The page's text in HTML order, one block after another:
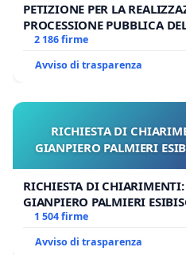
PETIZIONE PER LA
PROCESSIONE PUBBLICA
MILANO
2 186 firme
Avviso di trasparenza
RICHIESTA DI
GIANPIERO PALMIERI
RICHIESTA DI
GIANPIERO PALMIERI
1 504 firme
Avviso di trasparenza